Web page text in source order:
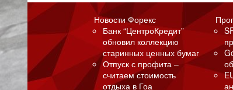
Новости Форекс
Банк “ЦентроКредит”
обновил коллекцию
старинных ценных бумаг
Отпуск с профита –
считаем стоимость
отдыха в Гоа